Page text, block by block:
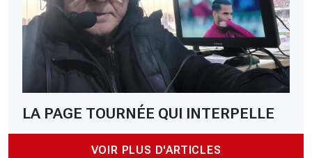
LA PAGE TOURNÉE QUI INTERPELLE
VOIR PLUS D'ARTICLES